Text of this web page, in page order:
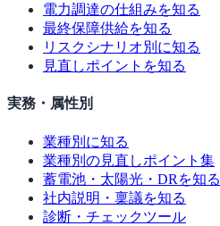
電力調達の仕組みを知る
最終保障供給を知る
リスクシナリオ別に知る
見直しポイントを知る
実務・属性別
業種別に知る
業種別の見直しポイント集
蓄電池・太陽光・DRを知る
社内説明・稟議を知る
診断・チェックツール